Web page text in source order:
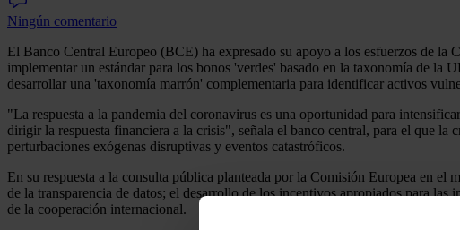
Ningún comentario
El Banco Central Europeo (BCE) ha expresado su apoyo a los esfuerzos de la
implementar un estándar para los bonos 'verdes' basado en la taxonomía de
desarrollar una 'taxonomía marrón' complementaria para identificar activos
"La respuesta a la pandemia del coronavirus es una oportunidad para
dirigir la respuesta financiera a la crisis", señala el banco central, para el que
perturbaciones exógenas disruptivas y eventos catastróficos.
En su respuesta a la consulta pública planteada por la Comisión Europea en
de la transparencia de datos; el desarrollo de los incentivos apropiados para
de la cooperación internacional.